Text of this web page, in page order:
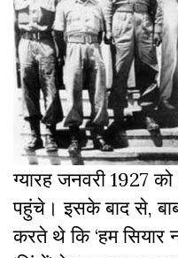
ग्यारह जनवरी 1927
पहुंचे। इसके बाद से,
करते थे कि ‘हम सियार